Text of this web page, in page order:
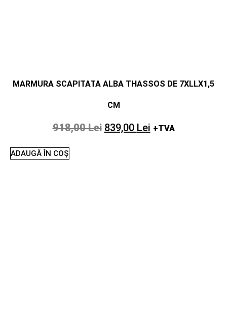
MARMURA SCAPITATA ALBA THASSOS DE 7XLLX1,5
CM
918,00Lei 839,00 Lei +TVA
ADAUGĂ ÎN COȘ